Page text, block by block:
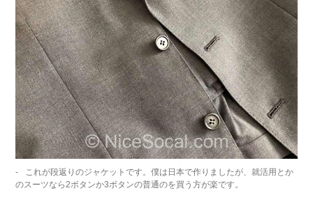
これが段返りのジャケットです。僕は日本で作りましたが、就活用とか
のスーツなら2ボタンか3ボタンの普通のを買う方が楽です。